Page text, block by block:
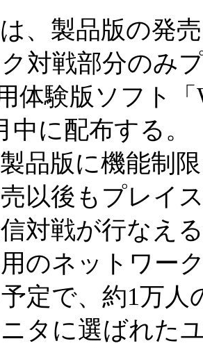
、製品版の発
対戦部分のみ
体験版ソフト
中に配布する。
品版に機能制
以後もプレイ
対戦が行なえ
のネットワー
定で、約1万人
タに選ばれた